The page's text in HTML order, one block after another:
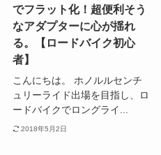
でフラット化！超便利そう
なアダプターに心が揺れ
る。【ロードバイク初心
者】
こんにちは。 ホノルルセンチ
ュリーライド出場を目指し、ロ
ードバイクでロングライ...
2018年5月2日